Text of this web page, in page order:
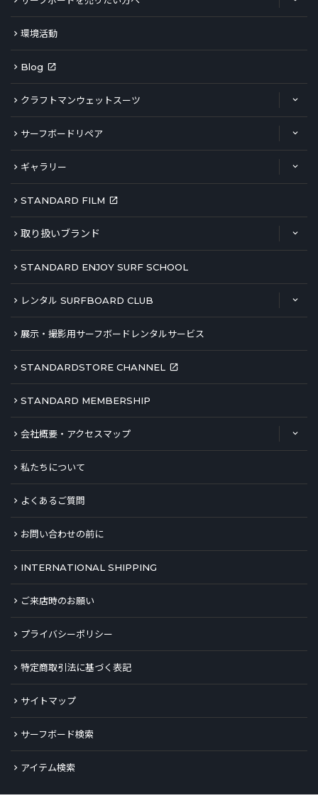
環境活動
Blog
クラフトマンウェットスーツ
サーフボードリペア
ギャラリー
STANDARD FILM
取り扱いブランド
STANDARD ENJOY SURF SCHOOL
レンタル SURFBOARD CLUB
展示・撮影用サーフボードレンタルサービス
STANDARDSTORE CHANNEL
STANDARD MEMBERSHIP
会社概要・アクセスマップ
私たちについて
よくあるご質問
お問い合わせの前に
INTERNATIONAL SHIPPING
ご来店時のお願い
プライバシーポリシー
特定商取引法に基づく表記
サイトマップ
サーフボード検索
アイテム検索